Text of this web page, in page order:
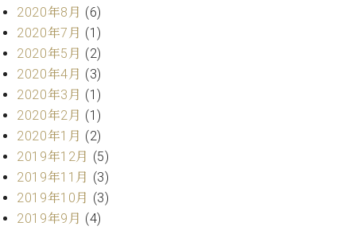
C.
ベ
ヒ
シ
ュ
タ
イ
ン
ア
カ
デ
ミ
ェ
ル
ジ
ュ
ア
セ
ス
セン
トラ
ム東
京の
ご案
2020年8月 (6)
2020年7月 (1)
2020年5月 (2)
2020年4月 (3)
2020年3月 (1)
2020年2月 (1)
2020年1月 (2)
2019年12月 (5)
2019年11月 (3)
2019年10月 (3)
2019年9月 (4)